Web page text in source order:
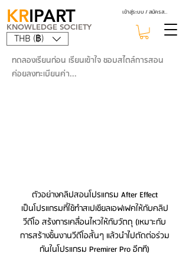
KRIPART
KNOWLEDGE SOCIETY
เข้าสู่ระบบ / สมัครสมาชิก
THB (฿)
ทดลองเรียนก่อน เรียนเข้าใจ ชอบสไตล์การสอน
ค่อยลงทะเบียนค่า...
ตัวอย่างคลิปสอนโปรแกรม After Effect
เป็นโปรแกรมที่ใช้ทำสเปเชียลเอฟเฟคให้กับคลิป
วีดีโอ สร้งการเคลื่อนไหวให้กับวัตถุ (เหมาะกับ
การสร้างชิ้นงานวีดีโอสั้นๆ แล้วนำไปตัดต่อร่วม
กันในโปรแกรม Premirer Pro อีกที)